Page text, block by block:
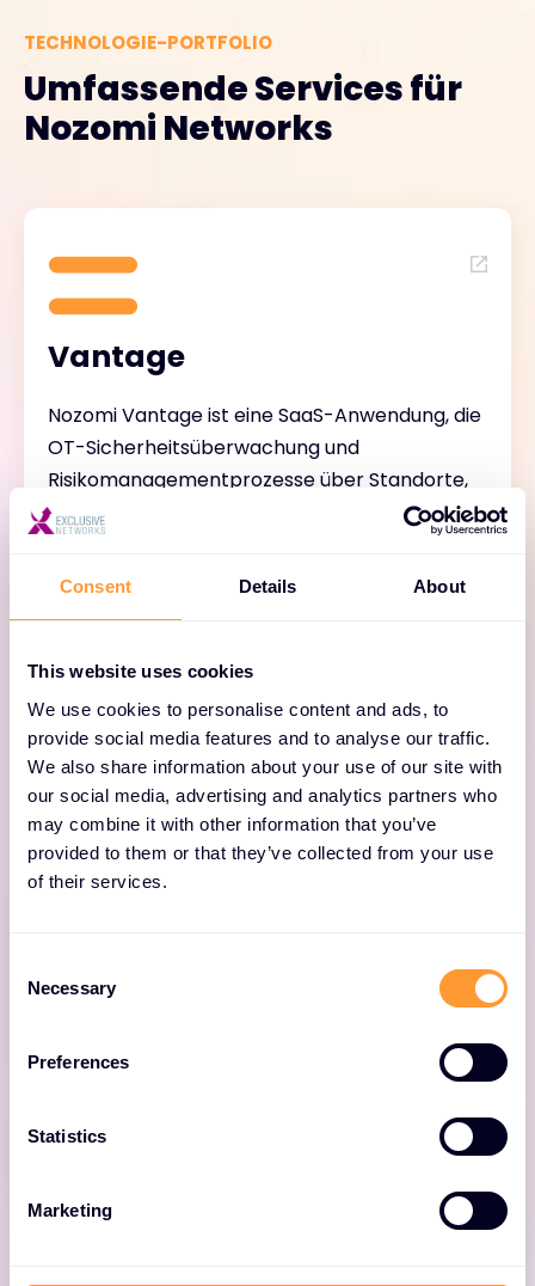
Consent Details About
This website uses cookies
We use cookies to personalise content and ads, to
provide social media features and to analyse our traffic.
We also share information about your use of our site with
our social media, advertising and analytics partners who
may combine it with other information that you’ve
provided to them or that they’ve collected from your use
of their services.
Necessary
Preferences
Statistics
Marketing
TECHNOLOGIE-PORTFOLIO
Umfassende Services für
Nozomi Networks
Vantage
Nozomi Vantage ist eine SaaS-Anwendung, die
OT-Sicherheitsüberwachung und
Risikomanagementprozesse über Standorte,
Regionen und Teams hinweg vereinheitlicht.
Guardian
Der Nozomi Guardian Sicherheitssensor
beobachtet passiv den lokalen OT-
Netzwerkverkehr, um eine umfassende Asset-
gewährleisten.